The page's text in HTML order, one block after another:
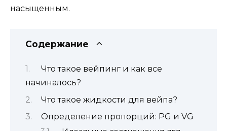
насыщенным.
Содержание
Что такое вейпинг и как все
начиналось?
Что такое жидкости для вейпа?
Определение пропорций: PG и VG